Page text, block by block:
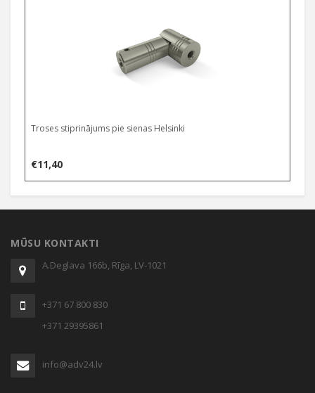
Troses stiprinājums pie sienas Helsinki
€11,40
MŪSU KONTAKTI
A.Deglava 166b, Rīga, LV-1021
+371 67 800 830
+371 29395861
info@adv24.lv